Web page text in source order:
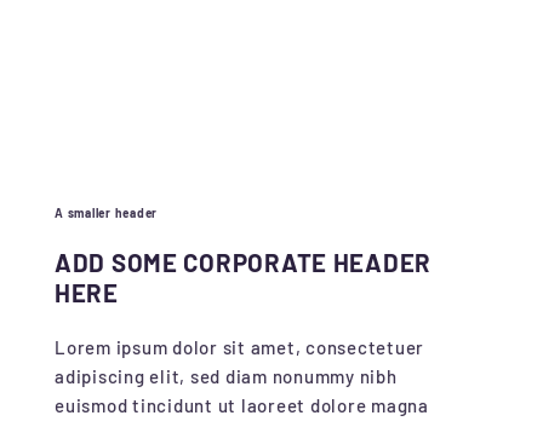
A smaller header
ADD SOME CORPORATE HEADER
HERE
Lorem ipsum dolor sit amet, consectetuer
adipiscing elit, sed diam nonummy nibh
euismod tincidunt ut laoreet dolore magna